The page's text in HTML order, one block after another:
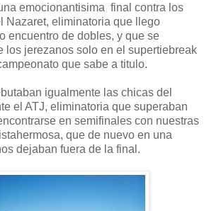
emocionantisima final contra los
Nazaret, eliminatoria que llego
encuentro de dobles, y que se
los jerezanos solo en el supertiebreak
que sabe a titulo.
igualmente las chicas del
el ATJ, eliminatoria que superaban
en semifinales con nuestras
que de nuevo en una
dejaban fuera de la final.